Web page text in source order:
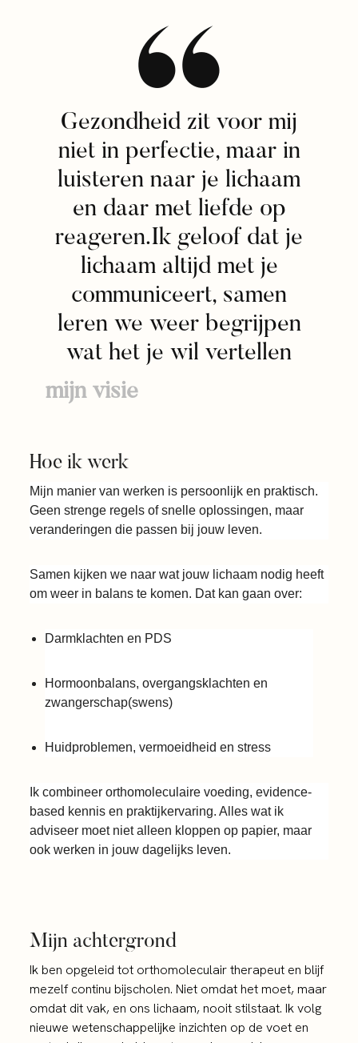
Gezondheid zit voor mij
niet in perfectie, maar in
luisteren naar je lichaam
en daar met liefde op
reageren.Ik geloof dat je
lichaam altijd met je
communiceert, samen
leren we weer begrijpen
wat het je wil vertellen
mijn visie
Hoe ik werk
Mijn manier van werken is persoonlijk en praktisch.
Geen strenge regels of snelle oplossingen, maar
veranderingen die passen bij jouw leven.
Samen kijken we naar wat jouw lichaam nodig heeft
om weer in balans te komen. Dat kan gaan over:
Darmklachten en PDS
Hormoonbalans, overgangsklachten en
zwangerschap(swens)
Huidproblemen, vermoeidheid en stress
Ik combineer orthomoleculaire voeding, evidence-
based kennis en praktijkervaring. Alles wat ik
adviseer moet niet alleen kloppen op papier, maar
ook werken in jouw dagelijks leven.
Mijn achtergrond
Ik ben opgeleid tot orthomoleculair therapeut en blijf
mezelf continu bijscholen. Niet omdat het moet, maar
omdat dit vak, en ons lichaam, nooit stilstaat. Ik volg
nieuwe wetenschappelijke inzichten op de voet en